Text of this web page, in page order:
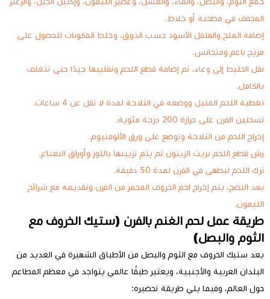
المجفف في مطحنة أو خلاط.
إضافة الملح والفلفل الأسود حسب الذوق، وخلط المكونات للحصول على
مزيج ناعم ومتجانس.
نقل الخليط إلى وعاء، ثم إضافة قطع اللحم وتقليبها جيدًا حتى تتغلف
بالكامل.
تغطية اللحم المتبل ووضعه في الثلاجة لمدة لا تقل عن 4 ساعات.
تسخنين الفرن على حرارة 200 درجة مئوية.
إخراج اللحم من الثلاجة وتوضع على ورق الألومنيوم.
رش قطع اللحم بزيت الزيتون ثم يتم تزيينها باللوز وأوراق النعناع.
ترك اللحم ليطهى في الفرن لمدة 50 دقيقة.
بعد النضج، يتم إخراج لحم الخروف المحمر من الفرن وتقديمه مع شرائح
الليمون.
طريقة عمل لحم الغنم بالفرن (ستيك الخروف مع
الثوم والبصل)
يعد ستيك الخروف مع الثوم والبصل من الأطباق الشهيرة في العديد من
البلدان العربية والأجنبية، ويعتبر طبقًا عالمي يتواجد في معظم المطاعم
حول العالم، وفيما يلي طريقة تحضيره: